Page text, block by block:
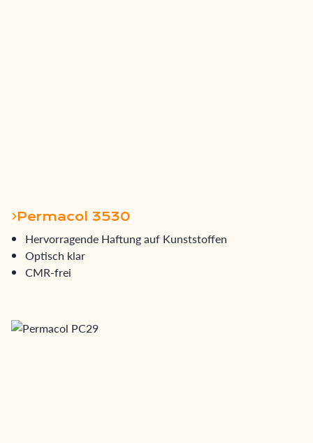
Permacol 3530
Hervorragende Haftung auf Kunststoffen
Optisch klar
CMR-frei